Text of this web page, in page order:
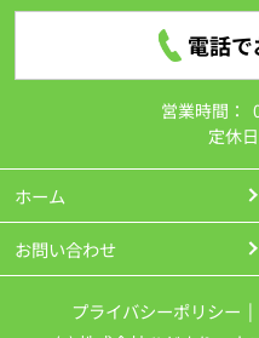
電話
営業時間：
定休日
ホーム
お問い合わせ
プライバシーポリシー